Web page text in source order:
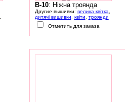
B-10: Ніжна троянда
Другие вышивки: велика квітка
дитячі вишивки
квіти
троянди
Отметить для заказа